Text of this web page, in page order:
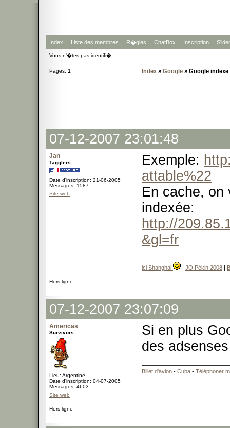
Index Liste des membres R�gles ChatBox Inscription
Vous n'�tes pas identifi�.
Pages: 1 Index » Google » Google
07-12-2007 23:01:48
Jan
Tagglers
Date d'inscription: 21-06-2005
Messages: 1587
Site web
Exemple:
attable%22
En cache, on
indexée:
http://
&gl=fr
ici Shanghai | JO Pékin 2008 |
Hors ligne
07-12-2007 23:07:09
Americas
Survivors
Lieu: Argentine
Date d'inscription: 04-07-2005
Messages: 4603
Site web
Si en plus
des
Billet d'avion - Cuba - Téléphoner
Hors ligne